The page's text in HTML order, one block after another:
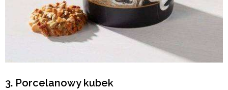
3. Porcelanowy kubek